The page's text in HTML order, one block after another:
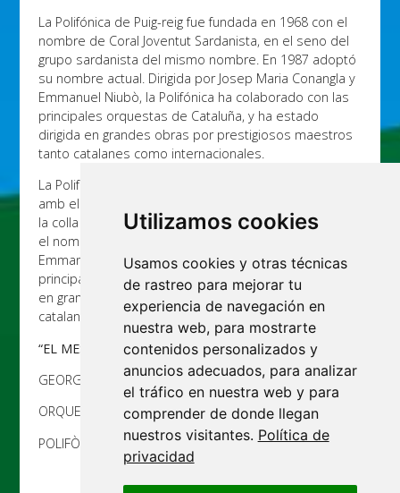
Utilizamos cookies
Usamos cookies y otras técnicas
de rastreo para mejorar tu
experiencia de navegación en
nuestra web, para mostrarte
contenidos personalizados y
anuncios adecuados, para analizar
el tráfico en nuestra web y para
comprender de donde llegan
nuestros visitantes. Política de
privacidad
La Polifónica de Puig-reig fue fundada en 1968 con el
nombre de Coral Joventut Sardanista, en el seno del
grupo sardanista del mismo nombre. En 1987 adoptó
su nombre actual. Dirigida por Josep Maria Conangla y
Emmanuel Niubò, la Polifónica ha colaborado con las
principales orquestas de Cataluña, y ha estado
dirigida en grandes obras por prestigiosos maestros
tanto catalanes como internacionales.
La Polifònica de Puig-reig va ser fundada l’any 1968
amb el nom de Coral Joventut Sardanista, en el si de
la colla sardanista del mateix nom. El 1987 va adoptar
el nom actual. Dirigida per Josep Maria Conangla i
Emmanuel Niubò, la Polifònica ha col·laborat amb les
principals orquestres de Catalunya, i ha estat dirigida
en grans obres per prestigiosos mestres tant
catalans com internacionals.
“EL MESSIES”
GEORG FRIEDRICH HÄNDEL
ORQUESTRA JOVE FILHARMÒNICA CATALANA
POLIFÒNICA DE PUIG-REIG